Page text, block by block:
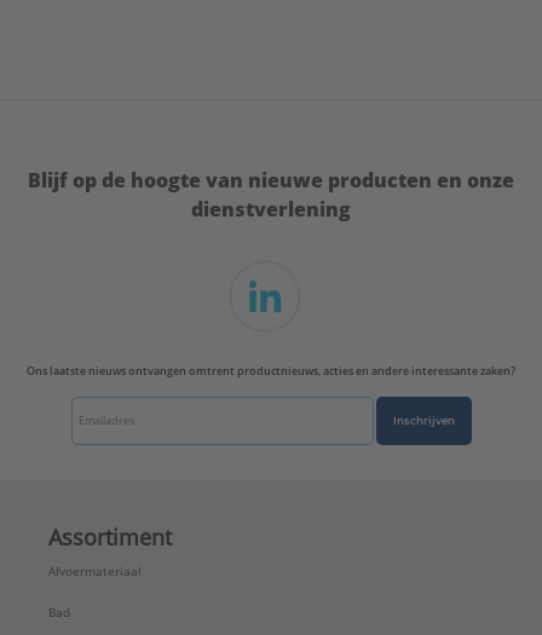
Blijf op de hoogte van nieuwe producten en onze
dienstverlening
Ons laatste nieuws ontvangen omtrent productnieuws, acties en andere interessante zaken?
Inschrijven
Assortiment
Afvoermateriaal
Bad